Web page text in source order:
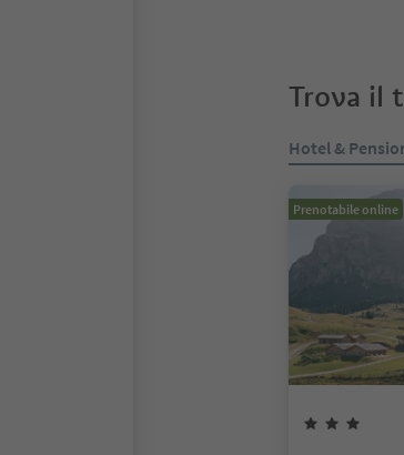
Trova il
Hotel &
Prenotabile online